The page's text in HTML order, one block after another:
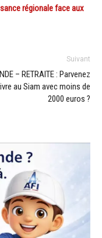
régionale face aux
Suivant
– RETRAITE : Parvenez
au Siam avec moins de
2000 euros ?